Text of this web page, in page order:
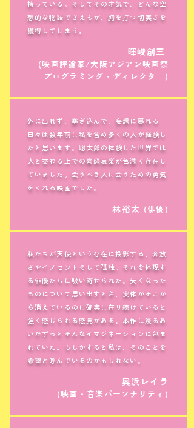
持っている。そしてその才気で、どんな空
想的な物語でさえもが、胸を打つ切実さを
獲得してしまう。
暉峻創三
(映画評論家/大阪アジアン映画祭
プログラミング・ディレクター)
外に出れず、塞ぎ込んで、妄想に暮れる
日々は数年前に私を含め多くの人が経験し
たと思います。聡太郎の体験した世界では
人と交わる上での喜怒哀楽が色濃く存在し
ていました。会うべき人に会うための勇気
をくれる映画でした。
林裕太 (俳優)
私たちが天使という存在に投影する、奔放
さやイノセントそして孤独。それを体現す
る俳優たちに吸い寄せられた。失くなった
ものについて思い出すとき、実体がそこか
ら消えているのに確実に在り続けていると
強く感じられる感覚がある。本作に浸るあ
いだずっとそんなイマジネーションに包ま
れていた。もしかすると私は、そのことを
希望と呼んでいるのかもしれない。
奥浜レイラ
(映画・音楽パーソナリティ)